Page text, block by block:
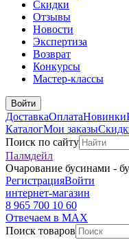
Скидки
Отзывы
Новости
Экспертиза
Возврат
Конкурсы
Мастер-классы
Войти
ДоставкаОплатаНовинки
КаталогМои заказы
Поиск по сайту
Палмдейл
Очарование бусинами -
РегистрацияВойти
интернет-магазин
8 965 700 10 60
Отвечаем в MAX
Поиск товаров